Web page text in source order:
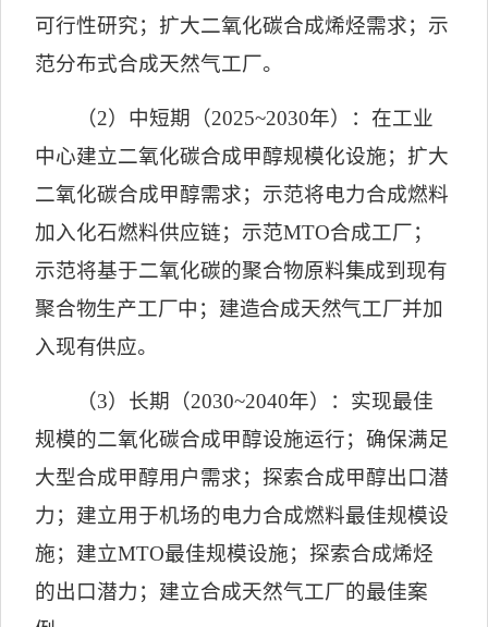
可行性研究；扩大二氧化碳合成烯烃需求；示
范分布式合成天然气工厂。
（2）中短期（2025~2030年）：在工业
中心建立二氧化碳合成甲醇规模化设施；扩大
二氧化碳合成甲醇需求；示范将电力合成燃料
加入化石燃料供应链；示范MTO合成工厂；
示范将基于二氧化碳的聚合物原料集成到现有
聚合物生产工厂中；建造合成天然气工厂并加
入现有供应。
（3）长期（2030~2040年）：实现最佳
规模的二氧化碳合成甲醇设施运行；确保满足
大型合成甲醇用户需求；探索合成甲醇出口潜
力；建立用于机场的电力合成燃料最佳规模设
施；建立MTO最佳规模设施；探索合成烯烃
的出口潜力；建立合成天然气工厂的最佳案